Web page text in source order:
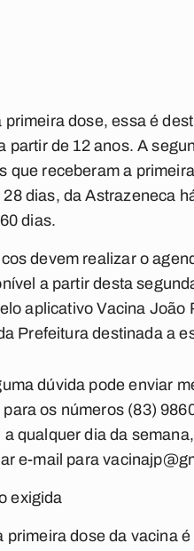
primeira dose, essa é
partir de 12 anos. A
que receberam a
dias, da Astrazeneca
dias.
devem realizar o
a partir desta
aplicativo Vacina João
Prefeitura destinada a
dúvida pode enviar
os números (83)
qualquer dia da
e-mail para
exigida
primeira dose da vacina é